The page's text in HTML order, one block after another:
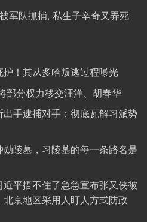
军队抓捕, 私生子辛奇又弄死
！其从多哈叛逃过程曝光
部分权力移交汪洋、胡春华
手逮捕对手；彻底瓦解习派势
陵墓，习陵墓的每一条路名是
平捂不住了急急宣布张又侠被
京地区采用人盯人方式防政